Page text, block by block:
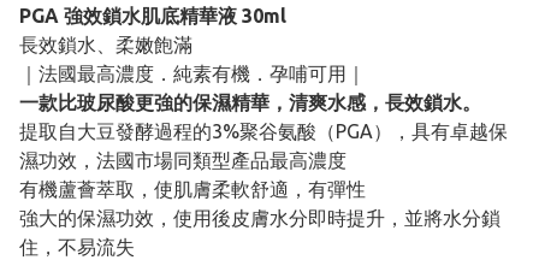
PGA 強效鎖水肌底精華液 30ml
長效鎖水、柔嫩飽滿
｜法國最高濃度．純素有機．孕哺可用｜
一款比玻尿酸更強的保濕精華，清爽水感，長效鎖水。
提取自大豆發酵過程的3%聚谷氨酸（PGA），具有卓越保
濕功效，法國市場同類型產品最高濃度
有機蘆薈萃取，使肌膚柔軟舒適，有彈性
強大的保濕功效，使用後皮膚水分即時提升，並將水分鎖
住，不易流失